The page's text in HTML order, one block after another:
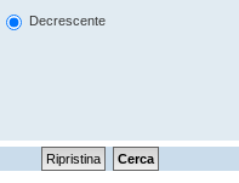
Decrescente